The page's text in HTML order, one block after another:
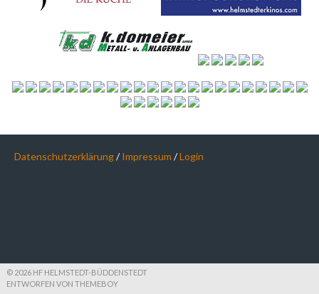
Datenschutzerklärung/Impressum /Login
© 2026 HF HELMSTEDT-BÜDDENSTEDT
ENTWORFEN VON THEMEBOY